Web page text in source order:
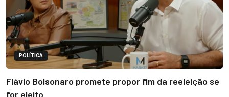
POLÍTICA
Flávio Bolsonaro promete propor fim da reeleição se
for eleito